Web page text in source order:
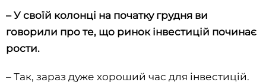
– У своїй колонці на початку грудня ви
говорили про те, що ринок інвестицій починає
рости.
– Так, зараз дуже хороший час для інвестицій.